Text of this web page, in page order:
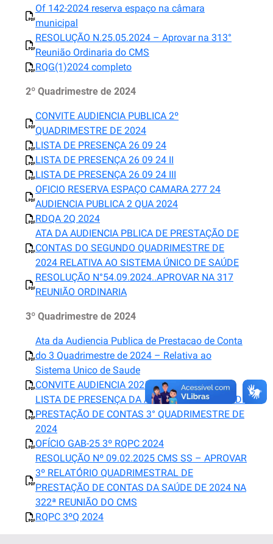
Of 142-2024 reserva espaço na câmara
municipal
RESOLUÇÃO N.25.05.2024 – Aprovar na 313°
Reunião Ordinaria do CMS
RQG(1)2024 completo
2º Quadrimestre de 2024
CONVITE AUDIENCIA PUBLICA 2º
QUADRIMESTRE DE 2024
LISTA DE PRESENÇA 26 09 24
LISTA DE PRESENÇA 26 09 24 II
LISTA DE PRESENÇA 26 09 24 III
OFICIO RESERVA ESPAÇO CAMARA 277 24
AUDIENCIA PUBLICA 2 QUA 2024
RDQA 2Q 2024
ATA DA AUDIENCIA PBLICA DE PRESTAÇÃO DE
CONTAS DO SEGUNDO QUADRIMESTRE DE
2024 RELATIVA AO SISTEMA ÚNICO DE SAÚDE
RESOLUÇÃO N°54.09.2024..APROVAR NA 317
REUNIÃO ORDINARIA
3º Quadrimestre de 2024
Ata da Audiencia Publica de Prestacao de Conta
do 3 Quadrimestre de 2024 – Relativa ao
Sistema Unico de Saude
CONVITE AUDIENCIA 2025
LISTA DE PRESENÇA DA AUDIÊNCIA PÚBLICA DE
PRESTAÇÃO DE CONTAS 3° QUADRIMESTRE DE
2024
OFÍCIO GAB-25 3º RQPC 2024
RESOLUÇÃO Nº 09.02.2025 CMS SS – APROVAR
3º RELATÓRIO QUADRIMESTRAL DE
PRESTAÇÃO DE CONTAS DA SAÚDE DE 2024 NA
322ª REUNIÃO DO CMS
RQPC 3ºQ 2024